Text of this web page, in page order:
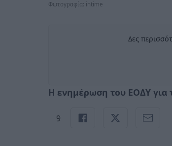
Φωτογραφία: intime
Δες
Η ενημέρωση του ΕΟΔΥ για
9